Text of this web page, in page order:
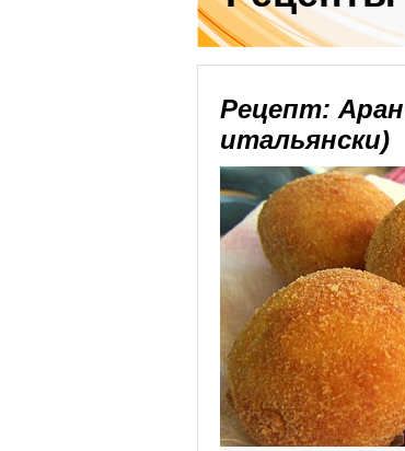
Рецепт:
итальянски)